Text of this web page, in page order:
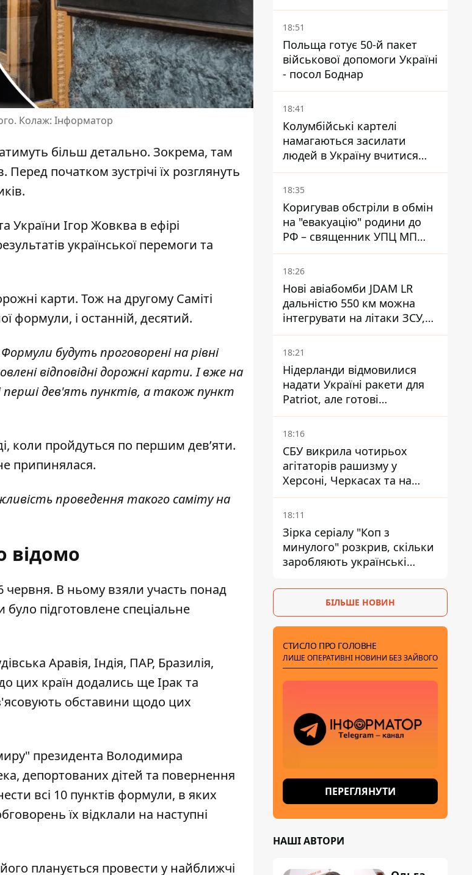
Колаж: Інформатор
більш детально. Зокрема, там
Перед початком зустрічі їх розглянуть
України Ігор Жовква в ефірі
української перемоги та
карти. Тож на другому Саміті
формули, і останній, десятий.
будуть проговорені на рівні
відповідні дорожні карти. І вже на
перші дев'ять пунктів, а також пункт
коли пройдуться по першим дев’яти.
припинялася.
проведення такого саміту на
відомо
В ньому взяли участь понад
було підготовлене спеціальне
Аравія, Індія, ПАР, Бразилія,
цих країн додались ще Ірак та
обставини щодо цих
президента Володимира
депортованих дітей та повернення
всі 10 пунктів формули, в яких
їх відклали на наступні
планується провести у найближчі
складнішою - Bild
18:51
Польща готує 50-й пакет
військової допомоги Україні
- посол Боднар
18:41
Колумбійські картелі
намагаються засилати
людей в Україну вчитися
керувати дронами - FT
18:35
Коригував обстріли в обмін
на "евакуацію" родини до
РФ – священник УПЦ МП
отримав 15 років тюрми
18:26
Нові авіабомби JDAM LR
дальністю 550 км можна
інтегрувати на літаки ЗСУ,
але є нюанси
18:21
Нідерланди відмовилися
надати Україні ракети для
Patriot, але готові
допомогти інакше
18:16
СБУ викрила чотирьох
агітаторів рашизму у
Херсоні, Черкасах та на
Сумщині
18:11
Зірка серіалу "Коп з
минулого" розкрив, скільки
заробляють українські
БІЛЬШЕ НОВИН
СТИСЛО ПРО ГОЛОВНЕ
ЛИШЕ ОПЕРАТИВНІ НОВИНИ БЕЗ ЗАЙВОГО
ПЕРЕГЛЯНУТИ
НАШІ АВТОРИ